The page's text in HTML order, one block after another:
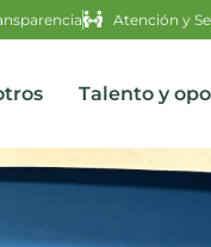
Atención y
Talento y